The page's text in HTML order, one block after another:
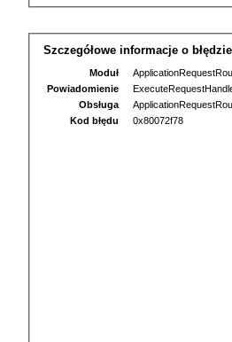
Szczegółowe informacje o
Moduł
Powiadomienie
Obsługa
Kod błędu
0x80072f78